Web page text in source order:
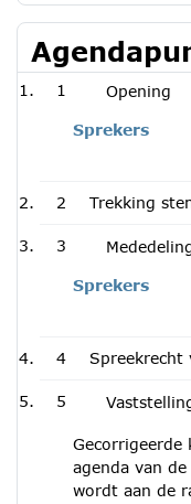
1 Opening
Sprekers
2 Trekking
3
Sprekers
4
5
Gecorrigeerde
agenda van
wordt aan de